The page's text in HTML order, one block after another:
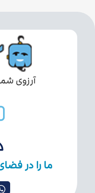
آرزوی
ما را در